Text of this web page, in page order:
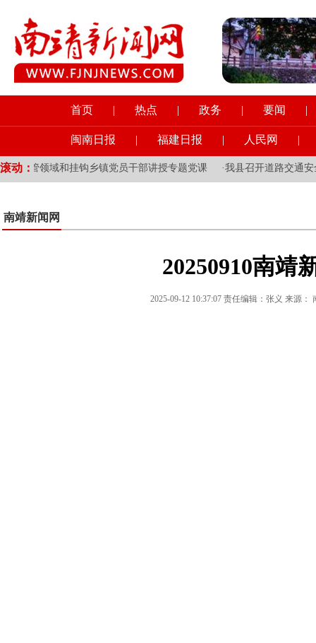
首页 | 热点 | 政务 | 要闻 |
闽南日报 | 福建日报 | 人民网 |
滚动：
分管领域和挂钩乡镇党员干部讲授专题党课 · 我县召开道路交通安全
南靖新闻网
20250910南靖
2025-09-12 10:37:07 责任编辑：张义 来源：